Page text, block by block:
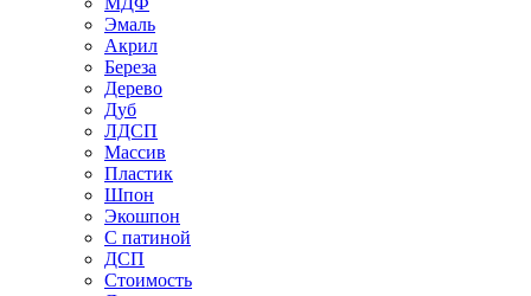
Эмаль
Акрил
Береза
Дерево
Дуб
ЛДСП
Массив
Пластик
Шпон
Экошпон
С патиной
ДСП
Стоимость